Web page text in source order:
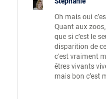
Oh mais oui
Quant aux
que si c’est le
disparition de
c’est vraiment
êtres vivants
mais bon c’est